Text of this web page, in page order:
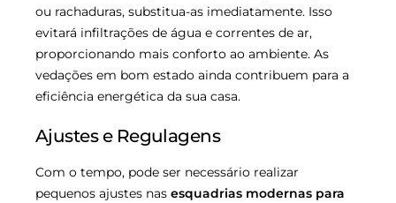
ou rachaduras, substitua-as imediatamente. Isso
evitará infiltrações de água e correntes de ar,
proporcionando mais conforto ao ambiente. As
vedações em bom estado ainda contribuem para a
eficiência energética da sua casa.
Ajustes e Regulagens
Com o tempo, pode ser necessário realizar
pequenos ajustes nas esquadrias modernas para